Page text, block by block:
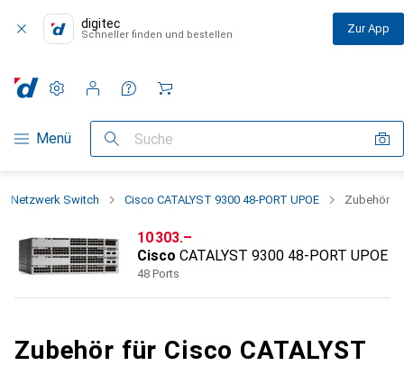
digitec
Schneller finden und bestellen Zur App
Navigation nach Kategorien
Menü Suche
Einstellungen
Kundenkonto
Vergleichslisten
Merklisten
Warenkorb
Netzwerk Switch Cisco CATALYST 9300 48-PORT UPOE Zubehör
CHF
10 303.–
Cisco CATALYST 9300 48-PORT UPOE
48 Ports
Zubehör für Cisco CATALYST